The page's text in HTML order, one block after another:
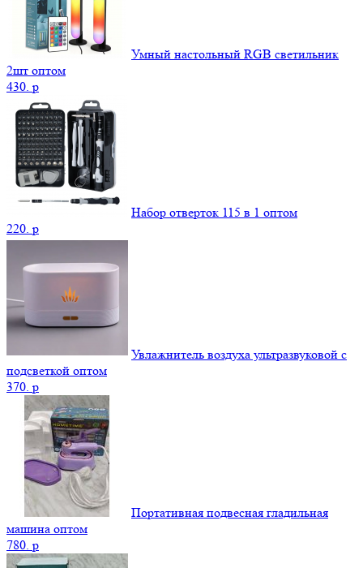
Умный настольный RGB светильник
2шт оптом
430. p
Набор отверток 115 в 1 оптом
220. p
Увлажнитель воздуха ультразвуковой с
подсветкой оптом
370. p
Портативная подвесная гладильная
машина оптом
780. p